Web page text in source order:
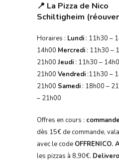
📍 La Pizza de Nico
Schiltigheim
Horaires : Lundi : 11h30 –
14h00 Mercredi : 11h30 –
21h00 Jeudi : 11h30 –
21h00 Vendredi :11h30 –
21h00 Samedi : 18h00 –
– 21h00
Offres en cours :
dès 15€ de commande,
avec le code
les pizzas à 8,90€.